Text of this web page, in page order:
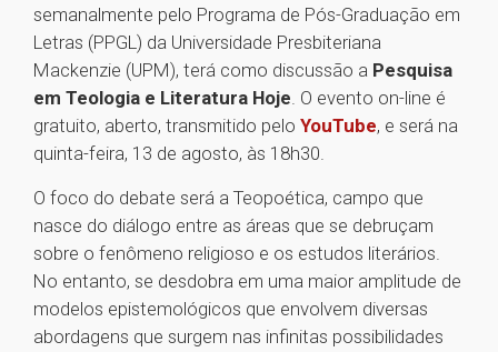
semanalmente pelo Programa de Pós-Graduação em
Letras (PPGL) da Universidade Presbiteriana
Mackenzie (UPM), terá como discussão a Pesquisa
em Teologia e Literatura Hoje. O evento on-line é
gratuito, aberto, transmitido pelo YouTube, e será na
quinta-feira, 13 de agosto, às 18h30.
O foco do debate será a Teopoética, campo que
nasce do diálogo entre as áreas que se debruçam
sobre o fenômeno religioso e os estudos literários.
No entanto, se desdobra em uma maior amplitude de
modelos epistemológicos que envolvem diversas
abordagens que surgem nas infinitas possibilidades